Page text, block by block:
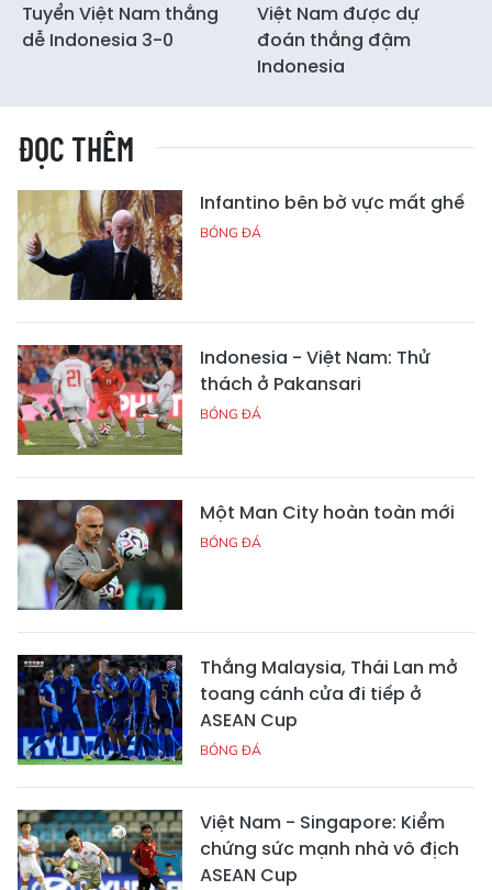
Tuyển Việt Nam thắng
dễ Indonesia 3-0
Việt Nam được dự
đoán thắng đậm
Indonesia
ĐỌC THÊM
Infantino bên bờ vực mất ghế
BÓNG ĐÁ
Indonesia - Việt Nam: Thử
thách ở Pakansari
BÓNG ĐÁ
Một Man City hoàn toàn mới
BÓNG ĐÁ
Thắng Malaysia, Thái Lan mở
toang cánh cửa đi tiếp ở
ASEAN Cup
BÓNG ĐÁ
Việt Nam - Singapore: Kiểm
chứng sức mạnh nhà vô địch
ASEAN Cup